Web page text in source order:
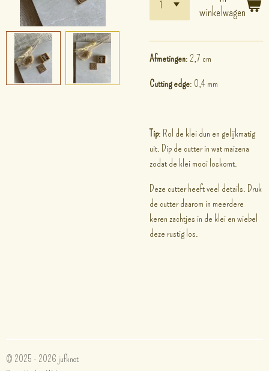
winkelwagen
Afmetingen: 2,7 cm
Cutting edge: 0,4 mm
Tip: Rol de klei dun en gelijkmatig
uit. Dip de cutter in wat maizena
zodat de klei mooi loskomt.
Deze cutter heeft veel details. Druk
de cutter daarom in meerdere
keren zachtjes in de klei en wiebel
deze rustig los.
© 2025 - 2026 jufknot